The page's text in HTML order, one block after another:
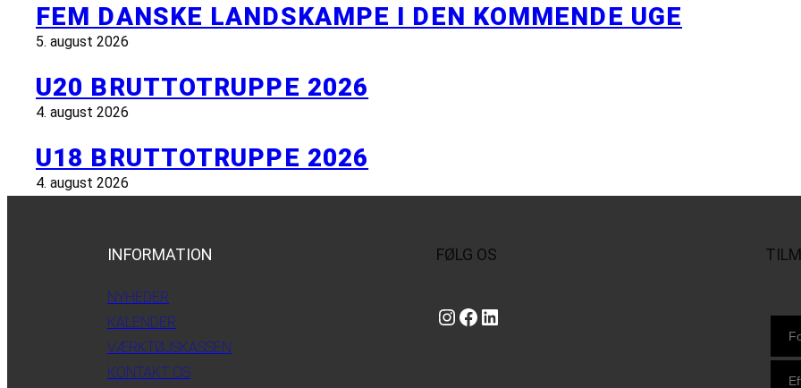
FEM DANSKE LANDSKAMPE I DEN KOMMENDE UGE
5. august 2026
U20 BRUTTOTRUPPE 2026
4. august 2026
U18 BRUTTOTRUPPE 2026
4. august 2026
INFORMATION
NYHEDER
KALENDER
VÆRKTØJSKASSEN
KONTAKT OS
FØLG OS
Instagram https://www.facebook.com/danishbeachvolleytour LinkedIn